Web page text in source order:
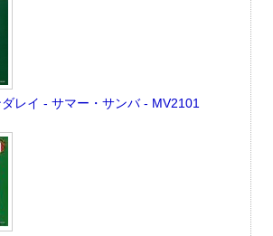
レイ - サマー・サンバ - MV2101